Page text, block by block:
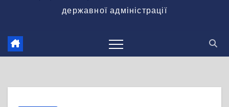
державної адміністрації